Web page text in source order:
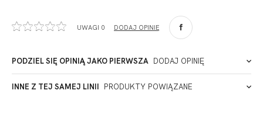
90-057
ADRES PUNKTU KONTAKTOWEGO
UWAGI 0 DODAJ OPINIĘ
PODZIEL SIĘ OPINIĄ JAKO PIERWSZA DODAJ OPINIĘ
Miałeś już kontakt z naszym produktem? Zostaw opinię
INNE Z TEJ SAMEJ LINII PRODUKTY POWIĄZANE